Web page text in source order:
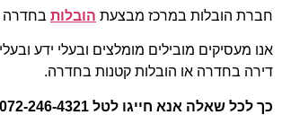
חברת הובלות במרכז מבצעת הובלות בחדרה
אנו מעסיקים מובילים מומלצים ובעלי ידע
דירה בחדרה או הובלות קטנות בחדרה.
כך לכל שאלה אנא חייגו לטל 072-246-4321 בכל שעה גם עכשיו.